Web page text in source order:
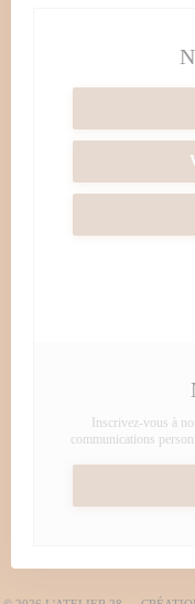
Inscrivez-vous à
communications